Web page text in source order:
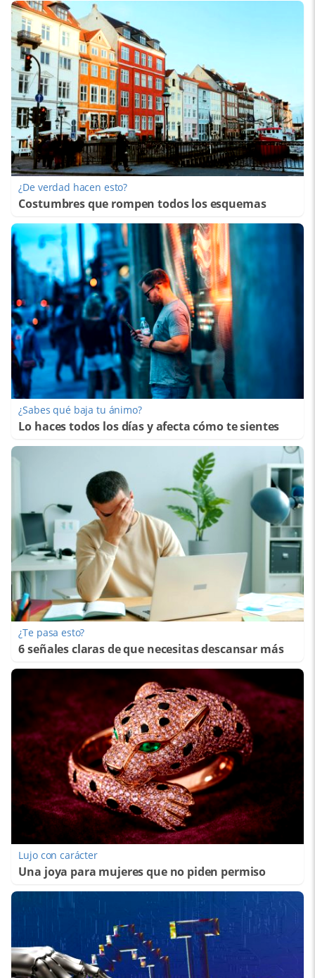
¿De verdad hacen esto?
Costumbres que rompen todos los esquemas
¿Sabes qué baja tu ánimo?
Lo haces todos los días y afecta cómo te sientes
¿Te pasa esto?
6 señales claras de que necesitas descansar más
Lujo con carácter
Una joya para mujeres que no piden permiso